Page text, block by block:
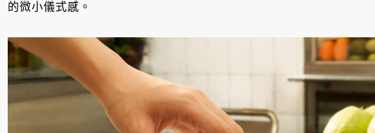
的微小儀式感。